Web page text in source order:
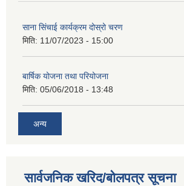
साना सिंचाई कार्यक्रम दोस्रो चरण
मिति: 11/07/2023 - 15:00
बार्षिक योजना तथा परियोजना
मिति: 05/06/2018 - 13:48
अन्य
सार्वजनिक खरिद/बोलपत्र सूचना